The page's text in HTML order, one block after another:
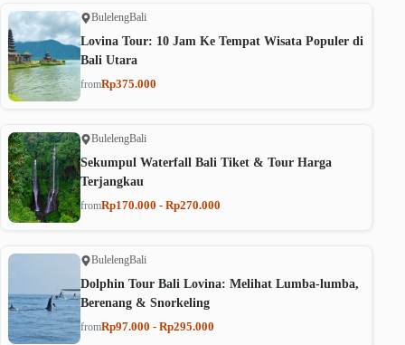
BulelengBali
Lovina Tour: 10 Jam Ke Tempat Wisata Populer di
Bali Utara
fromRp375.000
BulelengBali
Sekumpul Waterfall Bali Tiket & Tour Harga
Terjangkau
fromRp170.000 - Rp270.000
BulelengBali
Dolphin Tour Bali Lovina: Melihat Lumba-lumba,
Berenang & Snorkeling
fromRp97.000 - Rp295.000